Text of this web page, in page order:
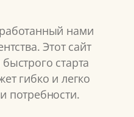
нами
Этот сайт
старта
гибко и легко
потребности.